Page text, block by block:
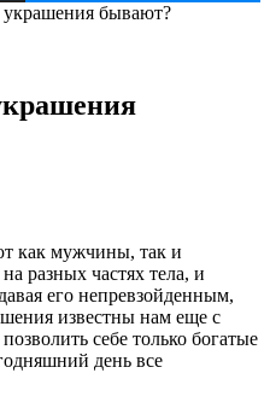
бывают?
как мужчины, так и
разных частях тела, и
его непревзойденным,
известны нам еще с
себе только богатые
день все